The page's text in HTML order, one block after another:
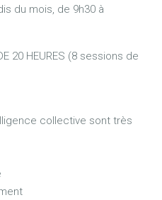
du mois, de 9h30 à
20 HEURES (8 sessions de
collective sont très